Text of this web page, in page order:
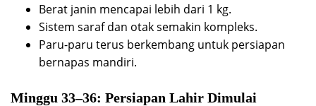
Berat janin mencapai lebih dari 1 kg.
Sistem saraf dan otak semakin kompleks.
Paru-paru terus berkembang untuk persiapan
bernapas mandiri.
Minggu 33–36: Persiapan Lahir Dimulai